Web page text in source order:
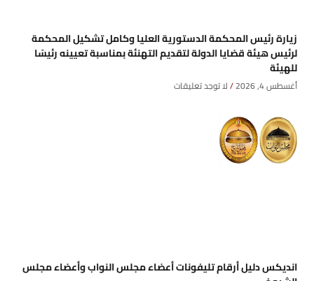
زيارة رئيس المحكمة الدستورية العليا وكامل تشكيل المحكمة
لرئيس هيئة قضايا الدولة لتقديم التهنئة بمناسبة تعيينه رئيسًا
للهيئة
أغسطس 4, 2026 لا توجد تعليقات
انديكس دليل أرقام تليفونات أعضاء مجلس النواب وأعضاء مجلس